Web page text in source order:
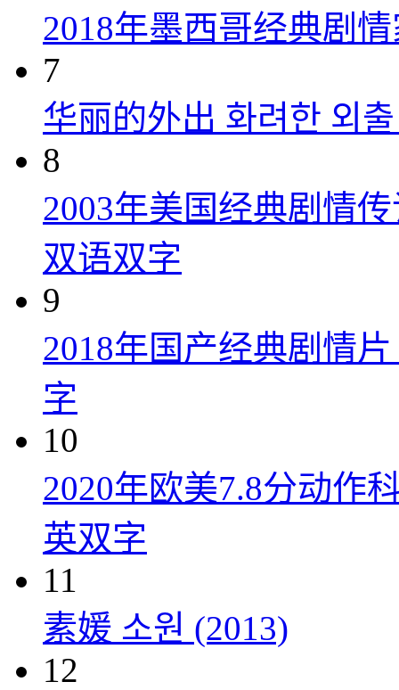
2018年墨西哥经典剧
7
华丽的外出 화려한 외
8
2003年美国经典剧情
双语双字
9
2018年国产经典剧情
字
10
2020年欧美7.8分动作
英双字
11
素媛 소원 (2013)
12